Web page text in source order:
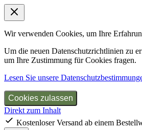
Wir verwenden Cookies, um Ihre
Um die neuen Datenschutzrichtlinien zu
um Ihre Zustimmung für Cookies fragen.
Lesen Sie unsere
Cookies zulassen
Direkt zum Inhalt
Kostenloser Versand ab einem